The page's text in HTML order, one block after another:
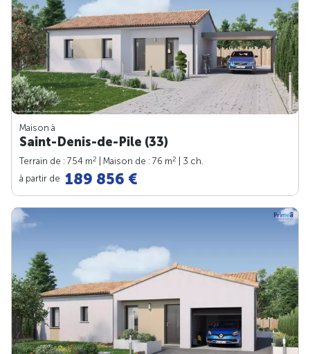
Maison à
Saint-Denis-de-Pile (33)
Terrain de : 754 m2 | Maison de : 76 m2
| 3 ch.
à partir de 189 856 €